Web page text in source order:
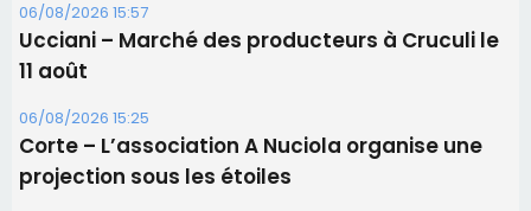
06/08/2026 15:57
Ucciani – Marché des producteurs à Cruculi le
11 août
06/08/2026 15:25
Corte – L’association A Nuciola organise une
projection sous les étoiles